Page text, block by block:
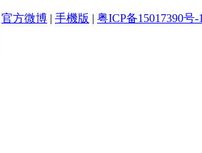
官方微博 | 手機版 | 粤ICP备15017390号-